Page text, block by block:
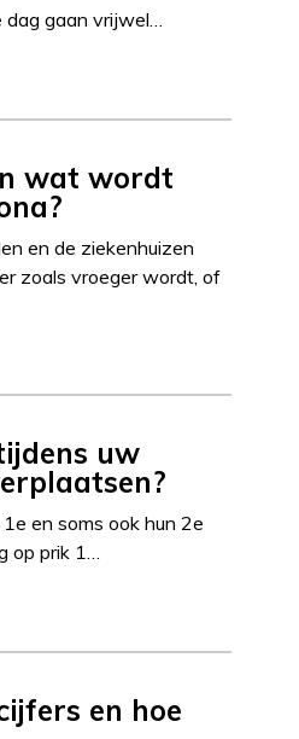
gaan vrijwel…
wat wordt
en de ziekenhuizen
zoals vroeger wordt, of
uw
en soms ook hun 2e
op prik 1…
en hoe